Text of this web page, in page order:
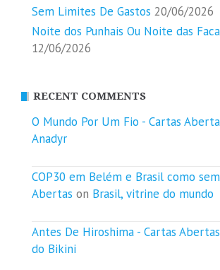
Sem Limites De Gastos 20/06/2026
Noite dos Punhais Ou Noite das
12/06/2026
RECENT COMMENTS
O Mundo Por Um Fio - Cartas
Anadyr
COP30 em Belém e Brasil como
Abertas on Brasil, vitrine do mundo
Antes De Hiroshima - Cartas Abertas
do Bikini